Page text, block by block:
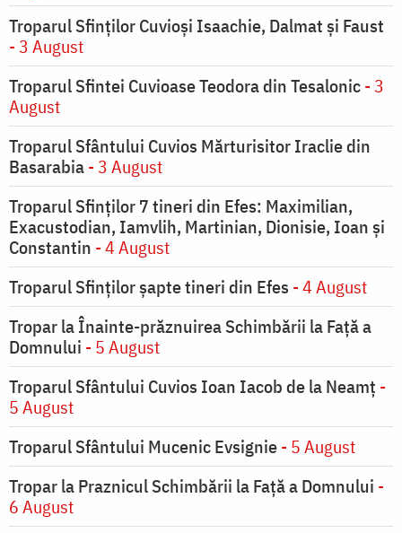
Troparul Sfinţilor Cuvioşi Isaachie, Dalmat şi Faust
- 3 August
Troparul Sfintei Cuvioase Teodora din Tesalonic- 3
August
Troparul Sfântului Cuvios Mărturisitor Iraclie din
Basarabia- 3 August
Troparul Sfinţilor 7 tineri din Efes: Maximilian,
Exacustodian, Iamvlih, Martinian, Dionisie, Ioan şi
Constantin - 4 August
Troparul Sfinţilor şapte tineri din Efes - 4 August
Tropar la Înainte-prăznuirea Schimbării la Faţă a
Domnului - 5 August
Troparul Sfântului Cuvios Ioan Iacob de la Neamț -
5 August
Troparul Sfântului Mucenic Evsignie- 5 August
Tropar la Praznicul Schimbării la Faţă a Domnului -
6 August